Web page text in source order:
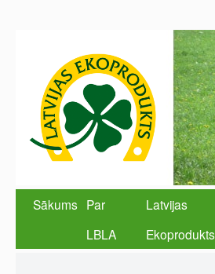
Sākums Par
LBLA
Latvijas
Ekoprodukts